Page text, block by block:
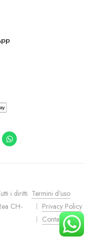
i diritti
CH-
Termini d'uso
Privacy Policy
Contatti